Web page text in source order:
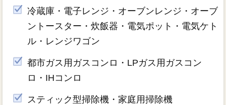
冷蔵庫・電子レンジ・オーブンレンジ・オーブ
ントースター・炊飯器・電気ポット・電気ケト
ル・レンジワゴン
都市ガス用ガスコンロ・LPガス用ガスコン
ロ・IHコンロ
スティック型掃除機・家庭用掃除機